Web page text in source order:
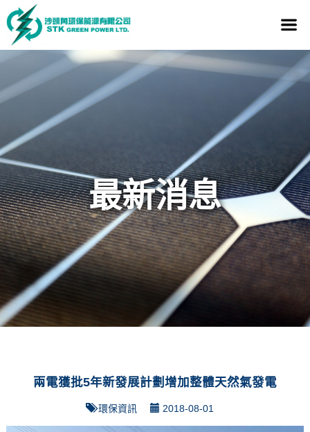
Welcome to STK
最新消息
兩電獲批5年新發展計劃增加整體天然氣發電
環保資訊 2018-08-01